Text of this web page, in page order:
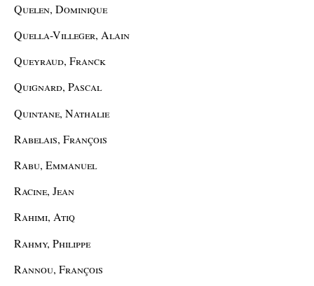
Quelen, Dominique
Quella-Villeger, Alain
Queyraud, Franck
Quignard, Pascal
Quintane, Nathalie
Rabelais, François
Rabu, Emmanuel
Racine, Jean
Rahimi, Atiq
Rahmy, Philippe
Rannou, François